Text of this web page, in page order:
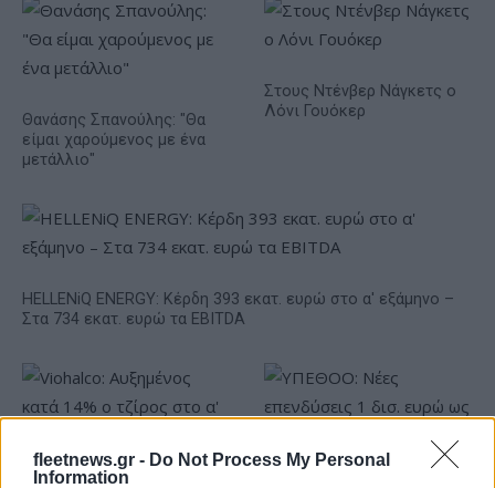
fleetnews.gr - Do Not Process My Personal
Information
Θανάσης Σπανούλης: "Θα
είμαι χαρούμενος με ένα
μετάλλιο"
Στους Ντένβερ Νάγκετς ο
Λόνι Γουόκερ
HELLENiQ ENERGY: Κέρδη 393 εκατ. ευρώ στο α' εξάμηνο –
Στα 734 εκατ. ευρώ τα EBITDA